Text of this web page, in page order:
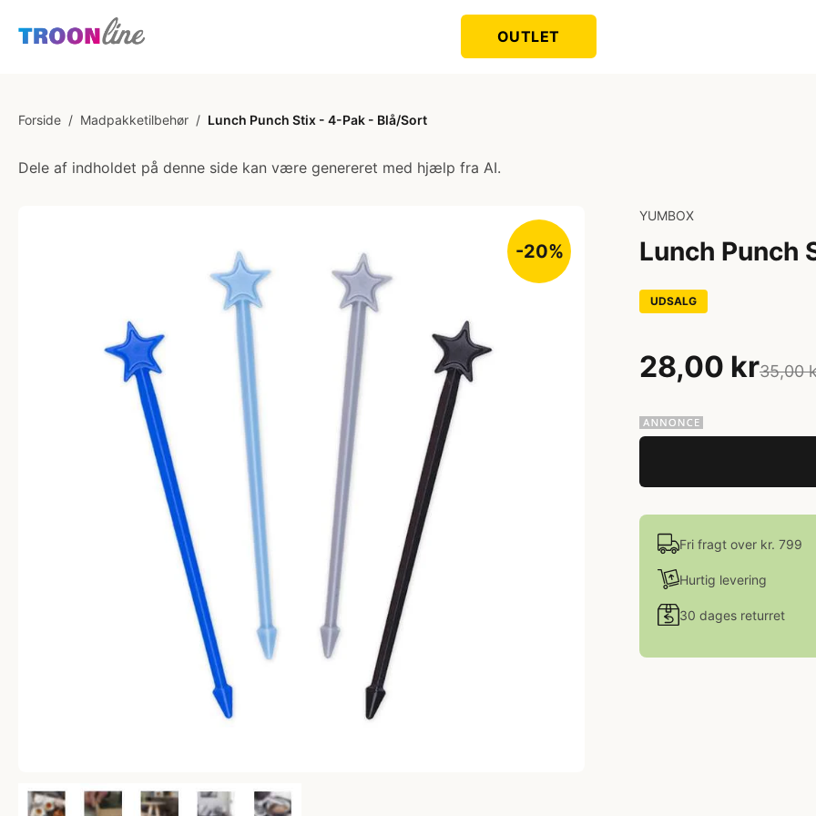
OUTLET
Forside / Madpakketilbehør / Lunch Punch Stix - 4-Pak - Blå/Sort
Dele af indholdet på denne side kan være genereret med hjælp fra AI.
-20%
YUMBOX
Lunch Punch
UDSALG
28,00 kr35,00
Fri fragt over kr. 799
Hurtig levering
30 dages returret